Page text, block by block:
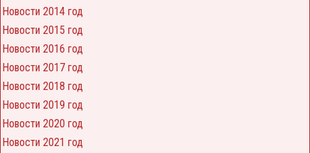
Новости 2014 год
Новости 2015 год
Новости 2016 год
Новости 2017 год
Новости 2018 год
Новости 2019 год
Новости 2020 год
Новости 2021 год